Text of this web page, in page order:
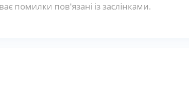
помилки пов'язані із заслінками.